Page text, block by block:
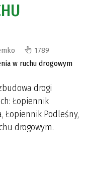
1789
drogi
Łopiennik
Łopiennik Podleśny,
drogowym.